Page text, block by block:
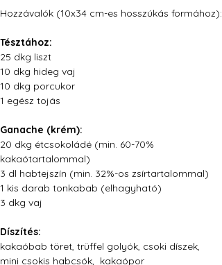
Hozzávalók (10x34 cm-es hosszúkás formához):
Tésztához:
25 dkg liszt
10 dkg hideg vaj
10 dkg porcukor
1 egész tojás
Ganache (krém):
20 dkg étcsokoládé (min. 60-70%
kakaótartalommal)
3 dl habtejszín (min. 32%-os zsírtartalommal)
1 kis darab tonkabab (elhagyható)
3 dkg vaj
Díszítés:
kakaóbab töret, trüffel golyók, csoki díszek,
mini csokis habcsók,  kakaópor